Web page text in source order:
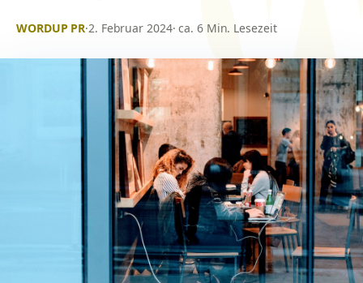
WORDUP PR·2. Februar 2024· ca. 6 Min. Lesezeit